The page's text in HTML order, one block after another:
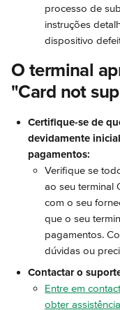
processo de
instruções
dispositivo
O terminal
"Card not
Certifique-se de
devidamente
pagamentos:
Verifique se
ao seu terminal
com o seu
que o seu
pagamentos.
dúvidas ou
Contactar o
Entre em
obter assistência